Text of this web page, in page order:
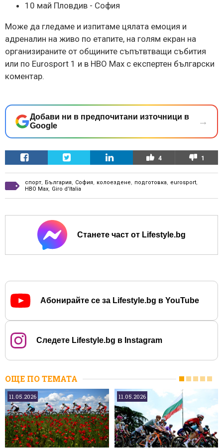
10 май Пловдив - София
Може да гледаме и изпитаме цялата емоция и
адреналин на живо по етапите, на голям екран на
организираните от общините съпътвтващи събития
или по Eurosport 1 и в HBO Max с експертен български
коментар.
Добави ни в предпочитани източници в
Google
→
4 1
спорт, България, София, колоездене, подготовка, eurosport,
HBO Max, Giro d’Italia
Станете част от Lifestyle.bg
Абонирайте се за Lifestyle.bg в YouTube
Следете Lifestyle.bg в Instagram
ОЩЕ ПО ТЕМАТА
11.05.2026 11.05.2026